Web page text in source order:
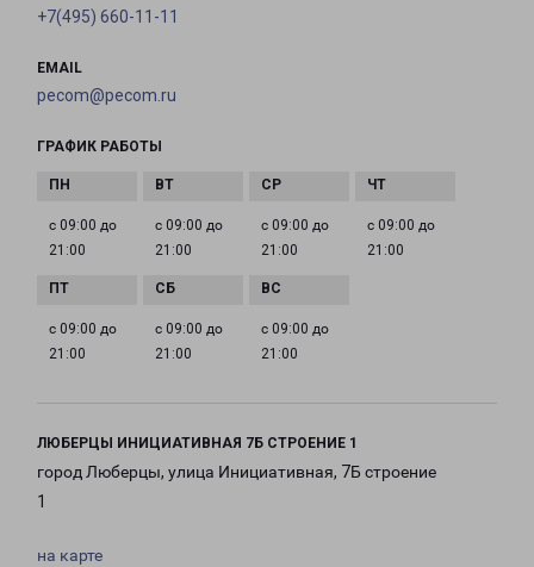
+7(495) 660-11-11
EMAIL
pecom@pecom.ru
ГРАФИК РАБОТЫ
с 09:00 до
21:00
с 09:00 до
21:00
с 09:00 до
21:00
с 09:00 до
21:00
с 09:00 до
21:00
с 09:00 до
21:00
с 09:00 до
21:00
ЛЮБЕРЦЫ ИНИЦИАТИВНАЯ 7Б СТРОЕНИЕ 1
город Люберцы, улица Инициативная, 7Б строение
1
на карте